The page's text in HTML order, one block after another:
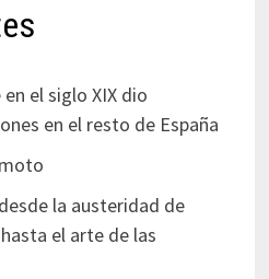
el siglo XIX dio
en el resto de España
la austeridad de
el arte de las